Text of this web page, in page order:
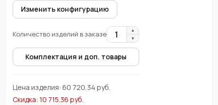
Изменить конфигурацию
Количество изделий в заказе 1
▲
▼
Комплектация и доп. товары
Цена изделия: 60 720,34 руб.
Скидка: 10 715.36 руб.